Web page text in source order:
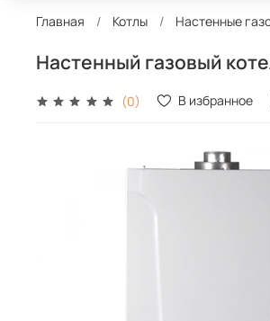
Главная Котлы Настенные
Настенный газовый
(0) В избранное